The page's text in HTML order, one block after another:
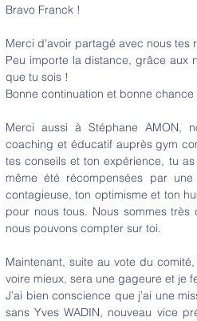
Bravo Franck !
Merci d'avoir partagé avec nous tes
Peu importe la distance, grâce aux
que tu sois !
Bonne continuation et bonne
Merci aussi à Stéphane AMON,
coaching et éducatif auprès gym
tes conseils et ton expérience, tu
même été récompensées par
contagieuse, ton optimisme et ton
pour nous tous. Nous sommes
nous pouvons compter sur toi.
Maintenant, suite au vote du
voire mieux, sera une gageure et je
J’ai bien conscience que j’ai une
sans Yves WADIN, nouveau vice